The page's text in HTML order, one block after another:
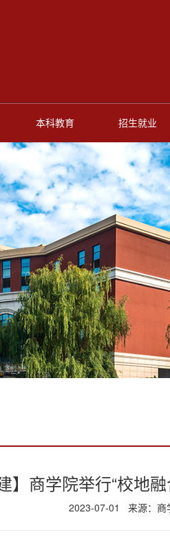
本科教育 招生就业
】商学院举行“校地
2023-07-01 来源：商